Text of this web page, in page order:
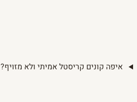
איפה קונים קריסטל אמיתי ולא מזויף?